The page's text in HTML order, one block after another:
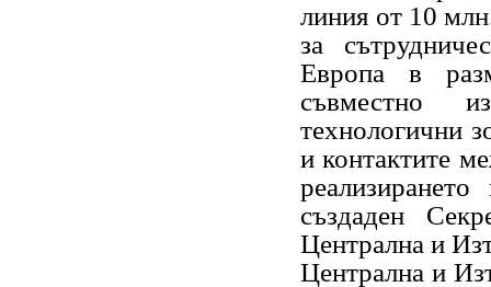
линия от 10
за
Европа в
съвместно
технологични
и контактите
създаден
Централна и
Централна и